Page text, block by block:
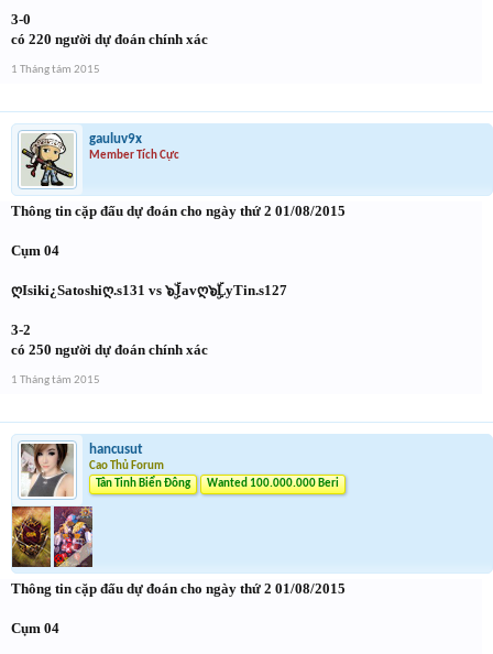
3-0
có 220 người dự đoán chính xác
1 Tháng tám 2015
gauluv9x
Member Tích Cực
Thông tin cặp đấu dự đoán cho ngày thứ 2 01/08/2015
Cụm 04
ღIsiki¿Satoshiღ.s131 vs ๖ۣۜJavღ๖ۣۜLyTin.s127
3-2
có 250 người dự đoán chính xác
1 Tháng tám 2015
hancusut
Cao Thủ Forum
Tân Tinh Biển Đông
Wanted 100.000.000 Beri
Thông tin cặp đấu dự đoán cho ngày thứ 2 01/08/2015
Cụm 04